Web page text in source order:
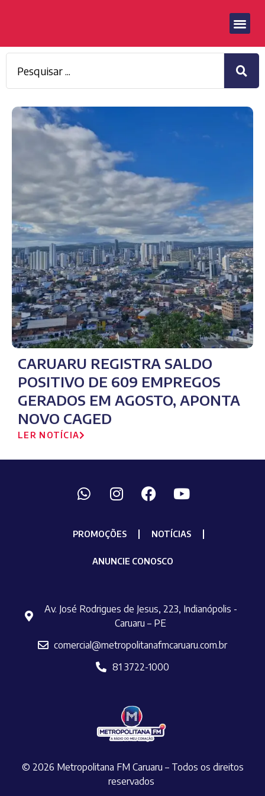
CARUARU REGISTRA SALDO
POSITIVO DE 609 EMPREGOS
GERADOS EM AGOSTO, APONTA
NOVO CAGED
LER NOTÍCIA
PROMOÇÕES NOTÍCIAS
ANUNCIE CONOSCO
Av. José Rodrigues de Jesus, 223, Indianópolis -
Caruaru – PE
comercial@metropolitanafmcaruaru.com.br
81 3722-1000
© 2026 Metropolitana FM Caruaru – Todos os direitos
reservados